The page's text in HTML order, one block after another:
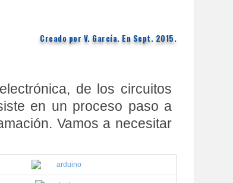
Creado por V. García. En Sept. 2015.
de los circuitos
en un proceso paso a
Vamos a necesitar